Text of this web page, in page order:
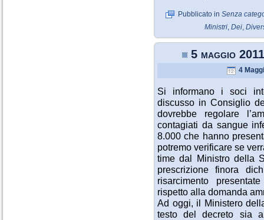
Pubblicato in Senza
Ministri, Dei,
5 maggio
4
Si informano i soci
discusso in Consiglio
dovrebbe regolare
contagiati da sangue
8.000 che hanno
potremo verificare se
time dal Ministro della
prescrizione finora
risarcimento
rispetto alla domanda
Ad oggi, il Ministero
testo del decreto sia